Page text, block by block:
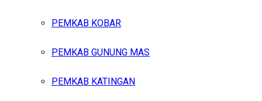
PEMKAB KOBAR
PEMKAB GUNUNG MAS
PEMKAB KATINGAN